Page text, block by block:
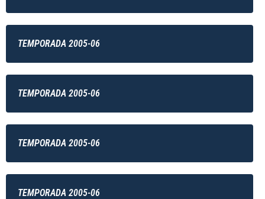
TEMPORADA 2005-06
TEMPORADA 2005-06
TEMPORADA 2005-06
TEMPORADA 2005-06